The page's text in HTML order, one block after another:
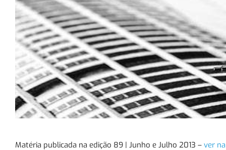
Matéria publicada na edição 89 | Junho e Julho 2013 – ver